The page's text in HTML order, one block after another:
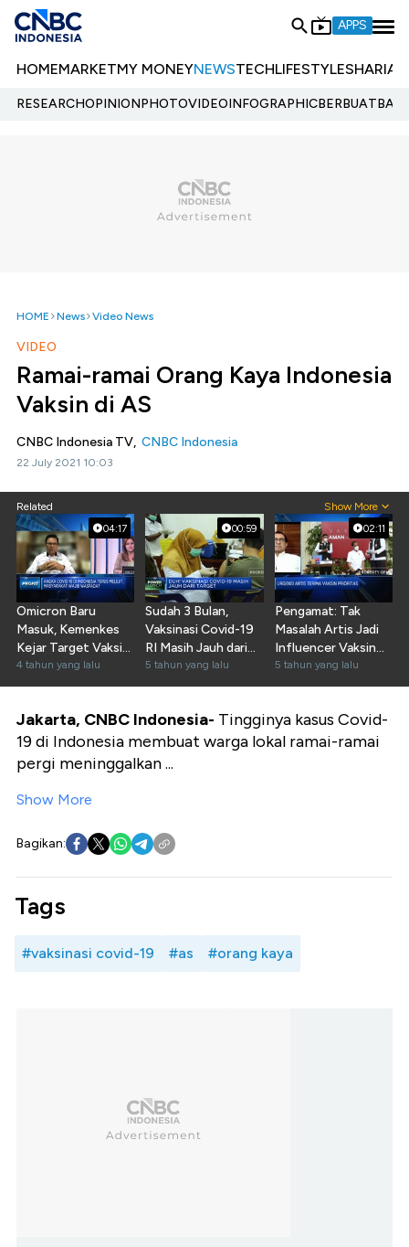
APPS
HOMEMARKETMY MONEYNEWSTECHLIFESTYLESHARIA
RESEARCHOPINIONPHOTOVIDEOINFOGRAPHIC
HOME News Video News
VIDEO
Ramai-ramai Orang Kaya Indonesia
Vaksin di AS
CNBC Indonesia TV, CNBC Indonesia
22 July 2021 10:03
Related Show More
04:17
Omicron Baru
Masuk, Kemenkes
Kejar Target Vaksin
Lengkap 70%
4 tahun yang lalu
00:59
Sudah 3 Bulan,
Vaksinasi Covid-19
RI Masih Jauh dari
Target
5 tahun yang lalu
02:11
Pengamat: Tak
Masalah Artis Jadi
Influencer Vaksin
Massal
5 tahun yang lalu
Jakarta, CNBC Indonesia- Tingginya kasus Covid-
19 di Indonesia membuat warga lokal ramai-ramai
pergi meninggalkan ...
Show More
Bagikan:
Tags
#vaksinasi covid-19 #as #orang kaya